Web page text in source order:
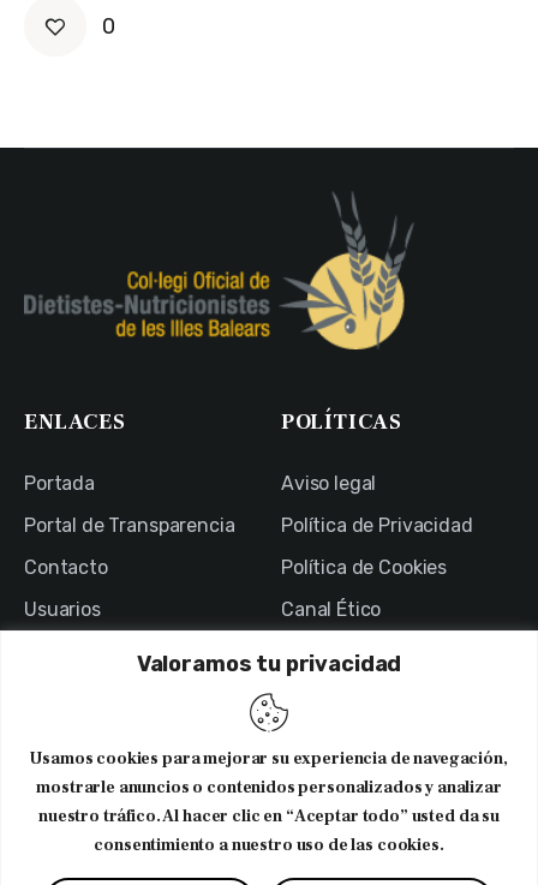
Valoramos tu privacidad
Usamos cookies para mejorar su experiencia de navegación,
mostrarle anuncios o contenidos personalizados y analizar
nuestro tráfico. Al hacer clic en “Aceptar todo” usted da su
consentimiento a nuestro uso de las cookies.
0
ENLACES
Portada
Portal de Transparencia
Contacto
Usuarios
POLÍTICAS
Aviso legal
Política de Privacidad
Política de Cookies
Canal Ético
Suscribirme al newsletter